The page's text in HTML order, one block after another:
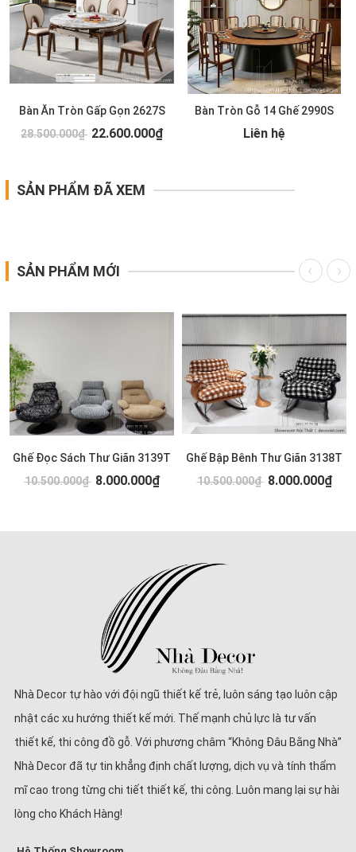
Bàn Ăn Tròn Gấp Gọn 2627S
28.500.000₫ 22.600.000₫
Bàn Tròn Gỗ 14 Ghế 2990S
Liên hệ
SẢN PHẨM ĐÃ XEM
SẢN PHẨM MỚI
Ghế Đọc Sách Thư Giãn 3139T
10.500.000₫ 8.000.000₫
Ghế Bập Bênh Thư Giãn 3138T
10.500.000₫ 8.000.000₫
Nhà Decor tự hào với đội ngũ thiết kế trẻ, luôn sáng tạo luôn cập
nhật các xu hướng thiết kế mới. Thế mạnh chủ lực là tư vấn
thiết kế, thi công đồ gỗ. Với phương châm “Không Đâu Bằng Nhà”
Nhà Decor đã tự tin khẳng định chất lượng, dịch vụ và tính thẩm
mĩ cao trong từng chi tiết thiết kế, thi công. Luôn mang lại sự hài
lòng cho Khách Hàng!